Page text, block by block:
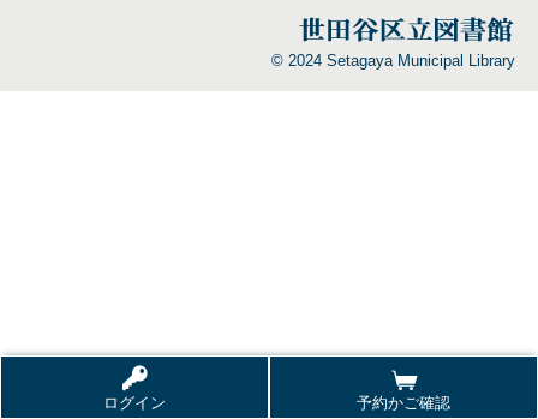
ログイン 予約かご確認
© 2024 Setagaya Municipal Library